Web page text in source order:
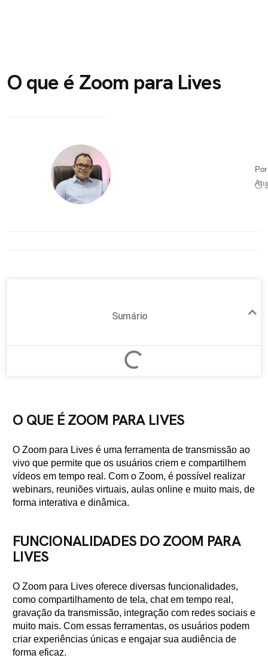
O que é Zoom para Lives
⏱
Sumário
O QUE É ZOOM PARA LIVES
O Zoom para Lives é uma ferramenta de transmissão ao
vivo que permite que os usuários criem e compartilhem
vídeos em tempo real. Com o Zoom, é possível realizar
webinars, reuniões virtuais, aulas online e muito mais, de
forma interativa e dinâmica.
FUNCIONALIDADES DO ZOOM PARA
LIVES
O Zoom para Lives oferece diversas funcionalidades,
como compartilhamento de tela, chat em tempo real,
gravação da transmissão, integração com redes sociais e
muito mais. Com essas ferramentas, os usuários podem
criar experiências únicas e engajar sua audiência de
forma eficaz.